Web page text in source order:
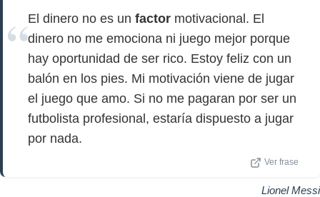
El dinero no es un factor motivacional. El
dinero no me emociona ni juego mejor porque
hay oportunidad de ser rico. Estoy feliz con un
balón en los pies. Mi motivación viene de jugar
el juego que amo. Si no me pagaran por ser un
futbolista profesional, estaría dispuesto a jugar
por nada.
Ver frase
Lionel Messi